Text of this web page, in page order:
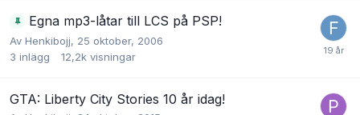
Egna mp3-låtar till LCS på PSP!
Av Henkibojj, 25 oktober, 2006
3 inlägg 12,2k visningar
GTA: Liberty City Stories 10 år idag!